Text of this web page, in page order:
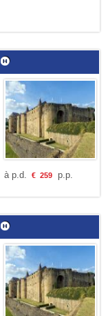
à p.d.
€ 259p.p.